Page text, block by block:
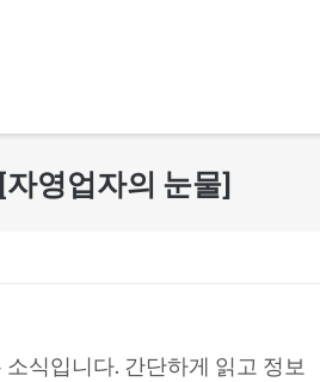
자영업자의 눈물]
식입니다. 간단하게 읽고 정보